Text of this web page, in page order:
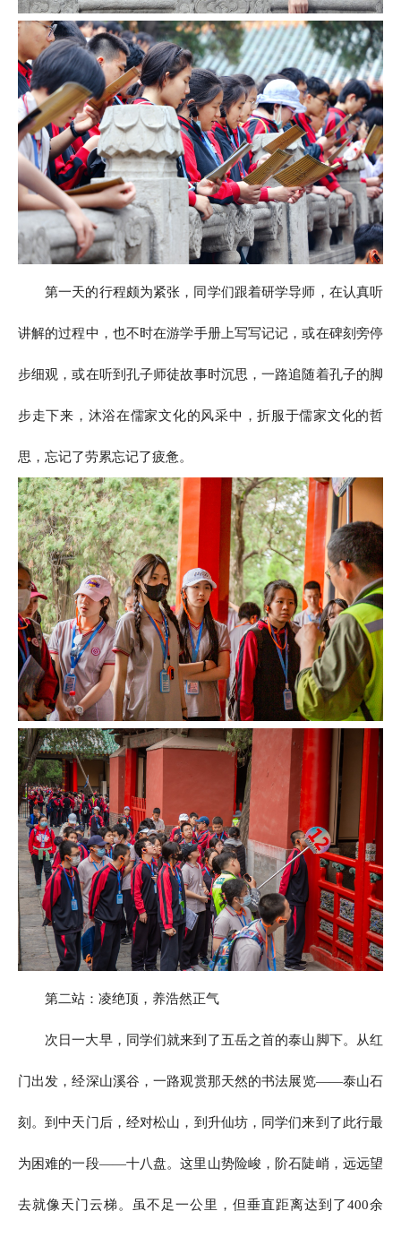
第一天的行程颇为紧张，同学们跟着研学导师，在认真听
讲解的过程中，也不时在游学手册上写写记记，或在碑刻旁停
步细观，或在听到孔子师徒故事时沉思，一路追随着孔子的脚
步走下来，沐浴在儒家文化的风采中，折服于儒家文化的哲
思，忘记了劳累忘记了疲惫。
第二站：凌绝顶，养浩然正气
次日一大早，同学们就来到了五岳之首的泰山脚下。从红
门出发，经深山溪谷，一路观赏那天然的书法展览——泰山石
刻。到中天门后，经对松山，到升仙坊，同学们来到了此行最
为困难的一段——十八盘。这里山势险峻，阶石陡峭，远远望
去就像天门云梯。虽不足一公里，但垂直距离达到了400余